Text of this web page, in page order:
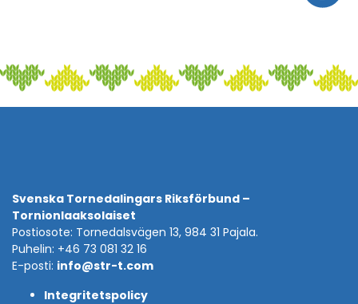
Svenska Tornedalingars Riksförbund –
Tornionlaaksolaiset
Postiosote: Tornedalsvägen 13, 984 31 Pajala.
Puhelin: +46 73 081 32 16
E-posti: info@str-t.com
Integritetspolicy